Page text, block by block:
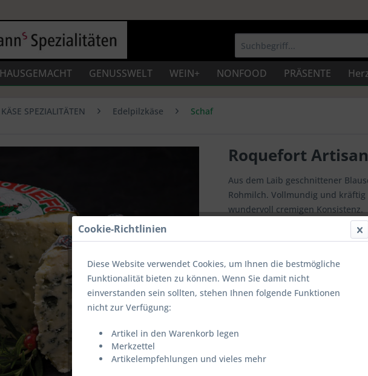
HAUSGEMACHT GENUSSWELT WEIN+ NONFOOD PRÄSENTE
KÄSE SPEZIALITÄTEN Edelpilzkäse Schaf
Roquefort
Aus dem Laib geschnittener
Rohmilch. Vollmundig und
wundervoll cremigen Konsistenz.
14,50 € *
Preise inkl. gesetzl. MwSt.zzgl.
2-4 Werktage
Artikel-Nr.:
FA0009
Auswahl 250g:
Cookie-Richtlinien
Diese Website verwendet Cookies, um Ihnen die bestmögliche
Funktionalität bieten zu können. Wenn Sie damit nicht
einverstanden sein sollten, stehen Ihnen folgende Funktionen
nicht zur Verfügung:
Artikel in den Warenkorb legen
Merkzettel
Artikelempfehlungen und vieles mehr